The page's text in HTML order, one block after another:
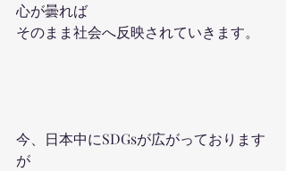
心が曇れば
そのまま社会へ反映されていきます。
今、日本中にSDGsが広がっております
が